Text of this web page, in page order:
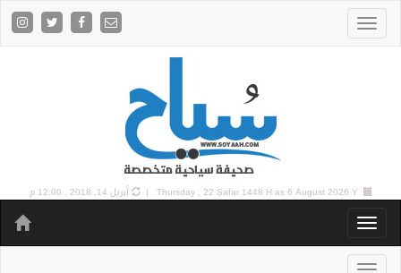
Thursday , 22 Safar 1448 H as6 August 2026 Y | أبريل 14, 2018 , 12:00 م